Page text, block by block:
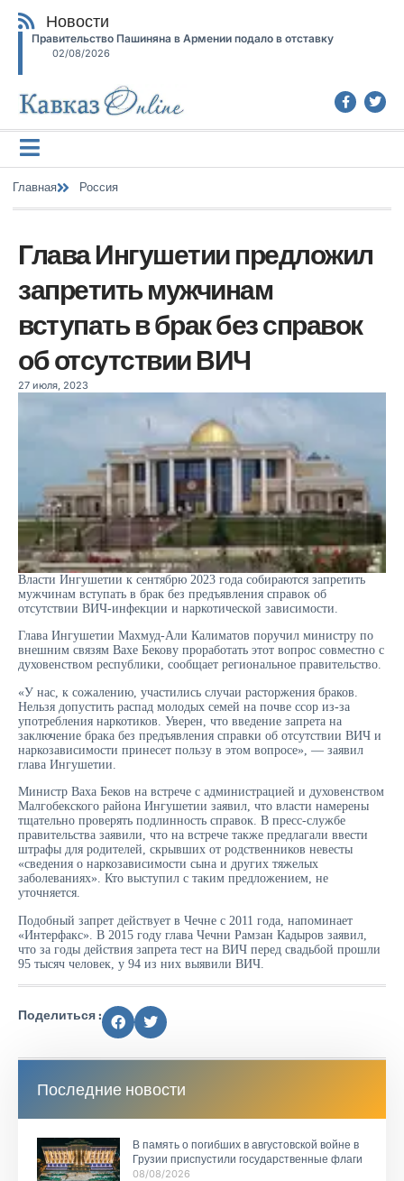
Новости
Правительство Пашиняна в Армении подало в отставку
02/08/2026
Главная Россия
Глава Ингушетии предложил
запретить мужчинам
вступать в брак без справок
об отсутствии ВИЧ
27 июля, 2023
Власти Ингушетии к сентябрю 2023 года собираются запретить
мужчинам вступать в брак без предъявления справок об
отсутствии ВИЧ-инфекции и наркотической зависимости.
Глава Ингушетии Махмуд-Али Калиматов поручил министру по
внешним связям Вахе Бекову проработать этот вопрос совместно с
духовенством республики, сообщает региональное правительство.
«У нас, к сожалению, участились случаи расторжения браков.
Нельзя допустить распад молодых семей на почве ссор из-за
употребления наркотиков. Уверен, что введение запрета на
заключение брака без предъявления справки об отсутствии ВИЧ и
наркозависимости принесет пользу в этом вопросе», — заявил
глава Ингушетии.
Министр Ваха Беков на встрече с администрацией и духовенством
Малгобекского района Ингушетии заявил, что власти намерены
тщательно проверять подлинность справок. В пресс-службе
правительства заявили, что на встрече также предлагали ввести
штрафы для родителей, скрывших от родственников невесты
«сведения о наркозависимости сына и других тяжелых
заболеваниях». Кто выступил с таким предложением, не
уточняется.
Подобный запрет действует в Чечне с 2011 года, напоминает
«Интерфакс». В 2015 году глава Чечни Рамзан Кадыров заявил,
что за годы действия запрета тест на ВИЧ перед свадьбой прошли
95 тысяч человек, у 94 из них выявили ВИЧ.
Поделиться :
Последние новости
В память о погибших в августовской войне в
Грузии приспустили государственные флаги
08/08/2026